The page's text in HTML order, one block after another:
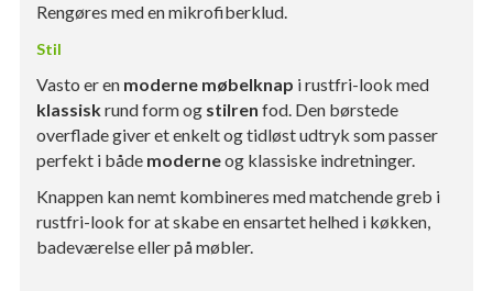
Rengøres med en mikrofiberklud.
Stil
Vasto er en moderne møbelknap i rustfri-look med
klassiskrund form og stilren fod. Den børstede
overflade giver et enkelt og tidløst udtryk som passer
perfekt i både moderneog klassiske indretninger.
Knappen kan nemt kombineres med matchende greb i
rustfri-look for at skabe en ensartet helhed i køkken,
badeværelse eller på møbler.